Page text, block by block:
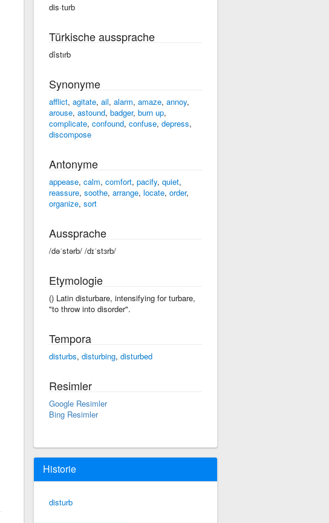
dis·turb
Türkische aussprache
dîstırb
Synonyme
afflict, agitate, ail, alarm, amaze, annoy,
arouse, astound, badger, burn up,
complicate, confound, confuse, depress,
discompose
Antonyme
appease, calm, comfort, pacify, quiet,
reassure, soothe, arrange, locate, order,
organize, sort
Aussprache
/dəˈstərb/ /dɪˈstɜrb/
Etymologie
() Latin disturbare, intensifying for turbare,
"to throw into disorder".
Tempora
disturbs, disturbing, disturbed
Resimler
Google Resimler
Bing Resimler
Historie
disturb